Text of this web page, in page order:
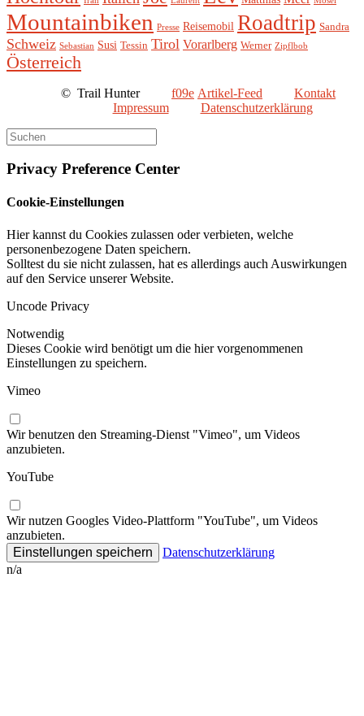
Mountainbiken Presse Reisemobil Roadtrip Sandra
Schweiz Sebastian Susi Tessin Tirol Vorarlberg Werner Zipflbob
Österreich
© Trail Hunter Artikel-Feed
Kontakt
Impressum
Datenschutzerklärung
Privacy Preference Center
Cookie-Einstellungen
Hier kannst du Cookies zulassen oder verbieten, welche
personenbezogene Daten speichern.
Solltest du sie nicht zulassen, hat es allerdings auch Auswirkungen
auf den Service unserer Website.
Uncode Privacy
Notwendig
Dieses Cookie wird benötigt um die hier vorgenommenen
Einstellungen zu speichern.
Vimeo
Wir benutzen den Streaming-Dienst "Vimeo", um Videos
anzubieten.
YouTube
Wir nutzen Googles Video-Plattform "YouTube", um Videos
anzubieten.
Datenschutzerklärung
n/a